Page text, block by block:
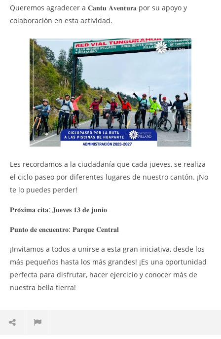
NOW VIEWING
«𝐂𝐢𝐜𝐥𝐞𝐚𝐧𝐝𝐨 𝐩𝐨𝐫 𝐥𝐚 𝐫𝐮𝐭𝐚 𝐚 𝐥𝐚𝐬 𝐩𝐢𝐬𝐜𝐢𝐧𝐚𝐬 𝐝𝐞 𝐇𝐮𝐚𝐩𝐚𝐧𝐭𝐞»!
agosto,
2024
Martha
Sigüe
Queremos agradecer a 𝐂𝐚𝐧𝐭𝐮 𝐀𝐯𝐞𝐧𝐭𝐮𝐫𝐚 por su apoyo y
colaboración en esta actividad.
Les recordamos a la ciudadanía que cada jueves, se realiza
el ciclo paseo por diferentes lugares de nuestro cantón. ¡No
te lo puedes perder!
𝐏𝐫𝐨́𝐱𝐢𝐦𝐚 𝐜𝐢𝐭𝐚: 𝐉𝐮𝐞𝐯𝐞𝐬 𝟏𝟑 𝐝𝐞 𝐣𝐮𝐧𝐢𝐨
𝐏𝐮𝐧𝐭𝐨 𝐝𝐞 𝐞𝐧𝐜𝐮𝐞𝐧𝐭𝐫𝐨: 𝐏𝐚𝐫𝐪𝐮𝐞 𝐂𝐞𝐧𝐭𝐫𝐚𝐥
¡Invitamos a todos a unirse a esta gran iniciativa, desde los
más pequeños hasta los más grandes! ¡Es una oportunidad
perfecta para disfrutar, hacer ejercicio y conocer más de
nuestra bella tierra!